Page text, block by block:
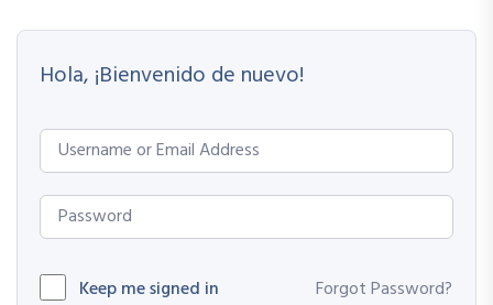
Hola, ¡Bienvenido de nuevo!
Keep me signed in Forgot Password?